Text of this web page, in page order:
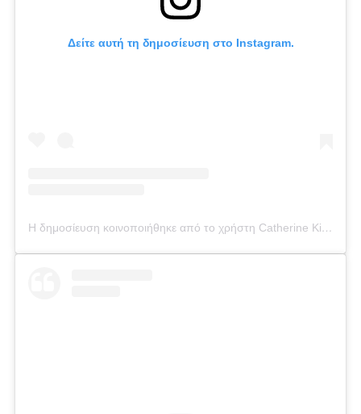
Δείτε αυτή τη δημοσίευση στο Instagram.
Η δημοσίευση κοινοποιήθηκε από το χρήστη Catherine Kikilia (@catherine_kikilia)